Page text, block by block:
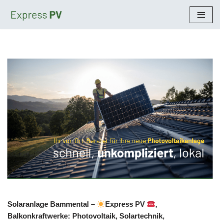
Solaranlage Bammental – Express PV
,
Balkonkraftwerke: Photovoltaik, Solartechnik,